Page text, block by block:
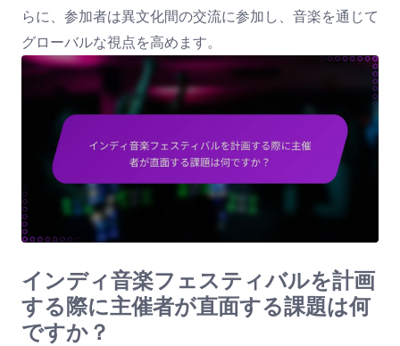
らに、参加者は異文化間の交流に参加し、音楽を通じて
グローバルな視点を高めます。
インディ音楽フェスティバルを計画
する際に主催者が直面する課題は何
ですか？